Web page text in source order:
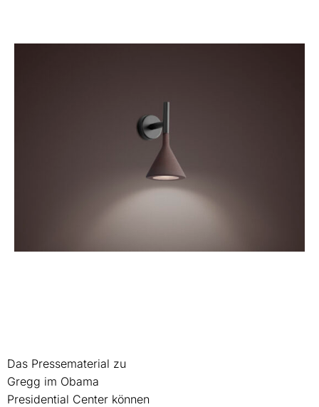
Das Pressematerial zu
Gregg im Obama
Presidential Center können